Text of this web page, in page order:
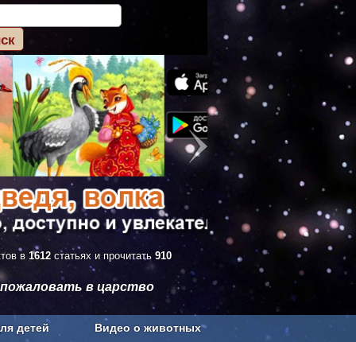
в 1612 статьях и прочитать 910
в царство
детей Видео о животных